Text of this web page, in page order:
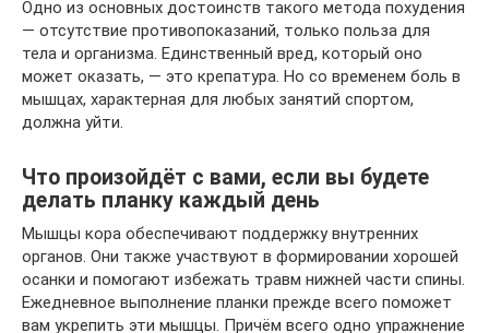
Одно из основных достоинств такого метода похудения
— отсутствие противопоказаний, только польза для
тела и организма. Единственный вред, который оно
может оказать, — это крепатура. Но со временем боль в
мышцах, характерная для любых занятий спортом,
должна уйти.
Что произойдёт с вами, если вы будете
делать планку каждый день
Мышцы кора обеспечивают поддержку внутренних
органов. Они также участвуют в формировании хорошей
осанки и помогают избежать травм нижней части спины.
Ежедневное выполнение планки прежде всего поможет
вам укрепить эти мышцы. Причём всего одно упражнение